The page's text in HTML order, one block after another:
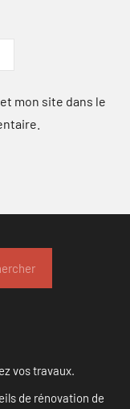
mon site dans le
vos travaux.
de rénovation de